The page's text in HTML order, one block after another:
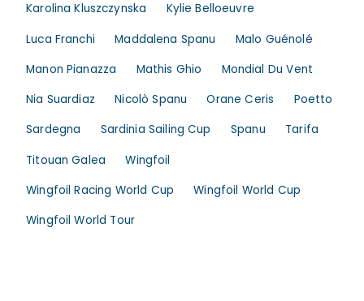
Karolina Kluszczynska
Kylie Belloeuvre
Luca Franchi
Maddalena Spanu
Malo Guénolé
Manon Pianazza
Mathis Ghio
Mondial Du Vent
Nia Suardiaz
Nicolò Spanu Orane Ceris
Poetto
Sardegna
Sardinia Sailing Cup Spanu
Tarifa
Titouan Galea
Wingfoil
Wingfoil Racing World Cup
Wingfoil World Cup
Wingfoil World Tour